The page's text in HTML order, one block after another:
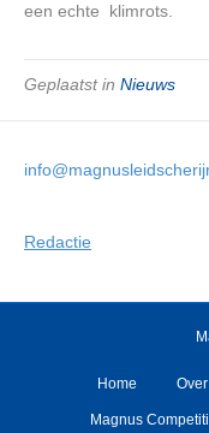
een echte klimrots.
Geplaatst in Nieuws
Redactie
Home
Magnus